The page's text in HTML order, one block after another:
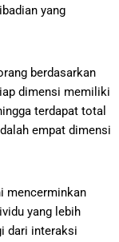
yang
berdasarkan
dimensi memiliki
terdapat total
empat dimensi
mencerminkan
yang lebih
dari interaksi